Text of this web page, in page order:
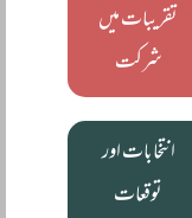
تقریبات میں
شرکت
انتخابات اور
توقعات